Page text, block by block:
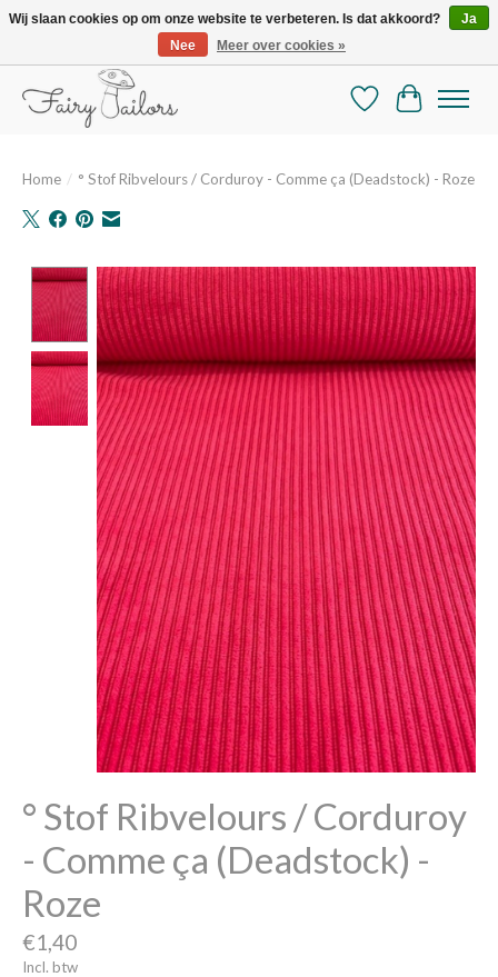
De mooiste online selectie stoffen en mercerie
Verlanglijst
Home / ° Stof Ribvelours / Corduroy - Comme ça (Deadstock) - Roze
Product image slideshow Items
° Stof Ribvelours / Corduroy
- Comme ça (Deadstock) -
Roze
€1,40
Incl. btw
Wij slaan cookies op om onze website te verbeteren. Is dat akkoord?
Ja
Nee
Meer over cookies »